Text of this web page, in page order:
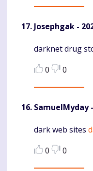
Josephgak -
Komentaras
darknet drug
0
0
SamuelMyday
Komentaras
dark web sites
0
0